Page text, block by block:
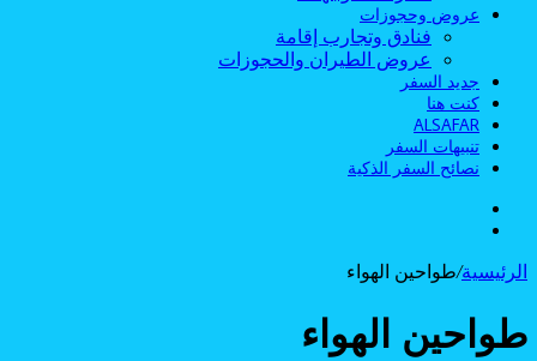
عروض وحجوزات
فنادق وتجارب إقامة
عروض الطيران والحجوزات
جديد السفر
كنت هنا
ALSAFAR
تنبيهات السفر
نصائح السفر الذكية
الرئيسية/طواحين الهواء
طواحين الهواء